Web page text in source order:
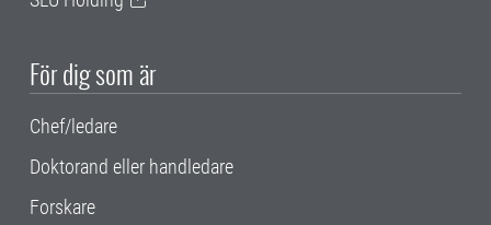
För dig som är
Chef/ledare
Doktorand eller handledare
Forskare